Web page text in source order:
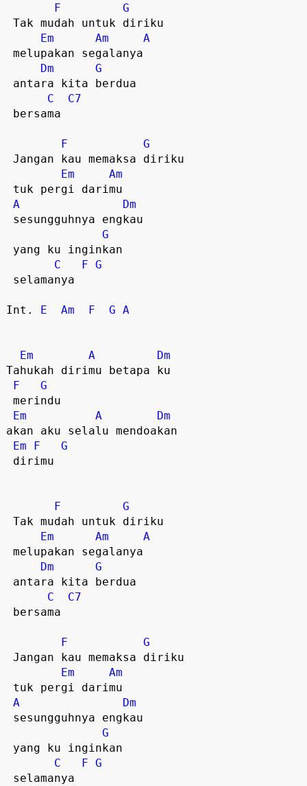
F
G
Em
Am
A
Dm
G
C
C7
F
G
Em
Am
A
Dm
G
C
F G
Int. E Am F G A
Em A
Dm
Tahukah dirimu betapa ku
F
G
Em
A
Dm
akan aku selalu mendoakan
Em
F
G
F
G
Em
Am
A
Dm
G
C
C7
F
G
Em
Am
A
Dm
G
C
F G